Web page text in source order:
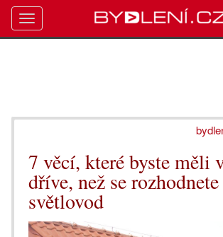
7 věcí, které byste měli
dříve, než se
světlovod
Toggle
navigation